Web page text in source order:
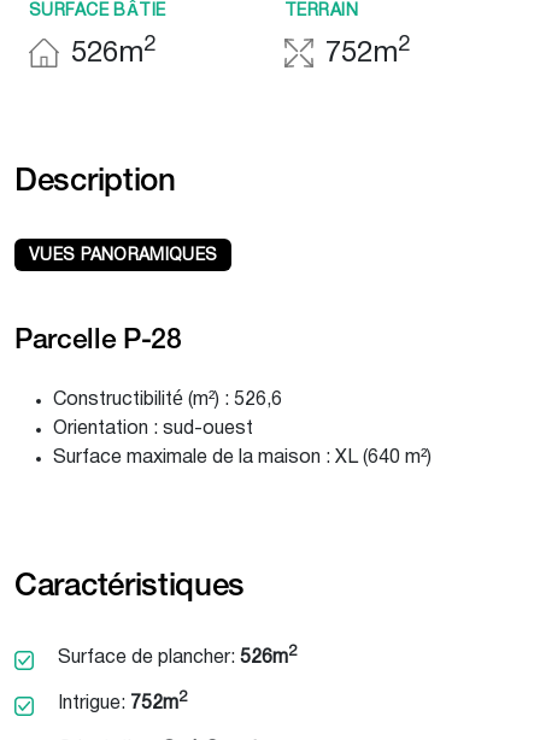
SURFACE BÂTIE
526m2
TERRAIN
752m2
Description
VUES PANORAMIQUES
Parcelle P-28
Constructibilité (m²) : 526,6
Orientation : sud-ouest
Surface maximale de la maison : XL (640 m²)
Caractéristiques
Surface de plancher: 526m2
Intrigue: 752m2